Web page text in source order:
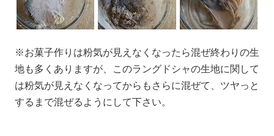
※お菓子作りは粉気が見えなくなったら混ぜ終わりの生
地も多くありますが、このラングドシャの生地に関して
は粉気が見えなくなってからもさらに混ぜて、ツヤっと
するまで混ぜるようにして下さい。